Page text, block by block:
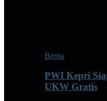
Berita
PWI Kepri
UKW Gratis